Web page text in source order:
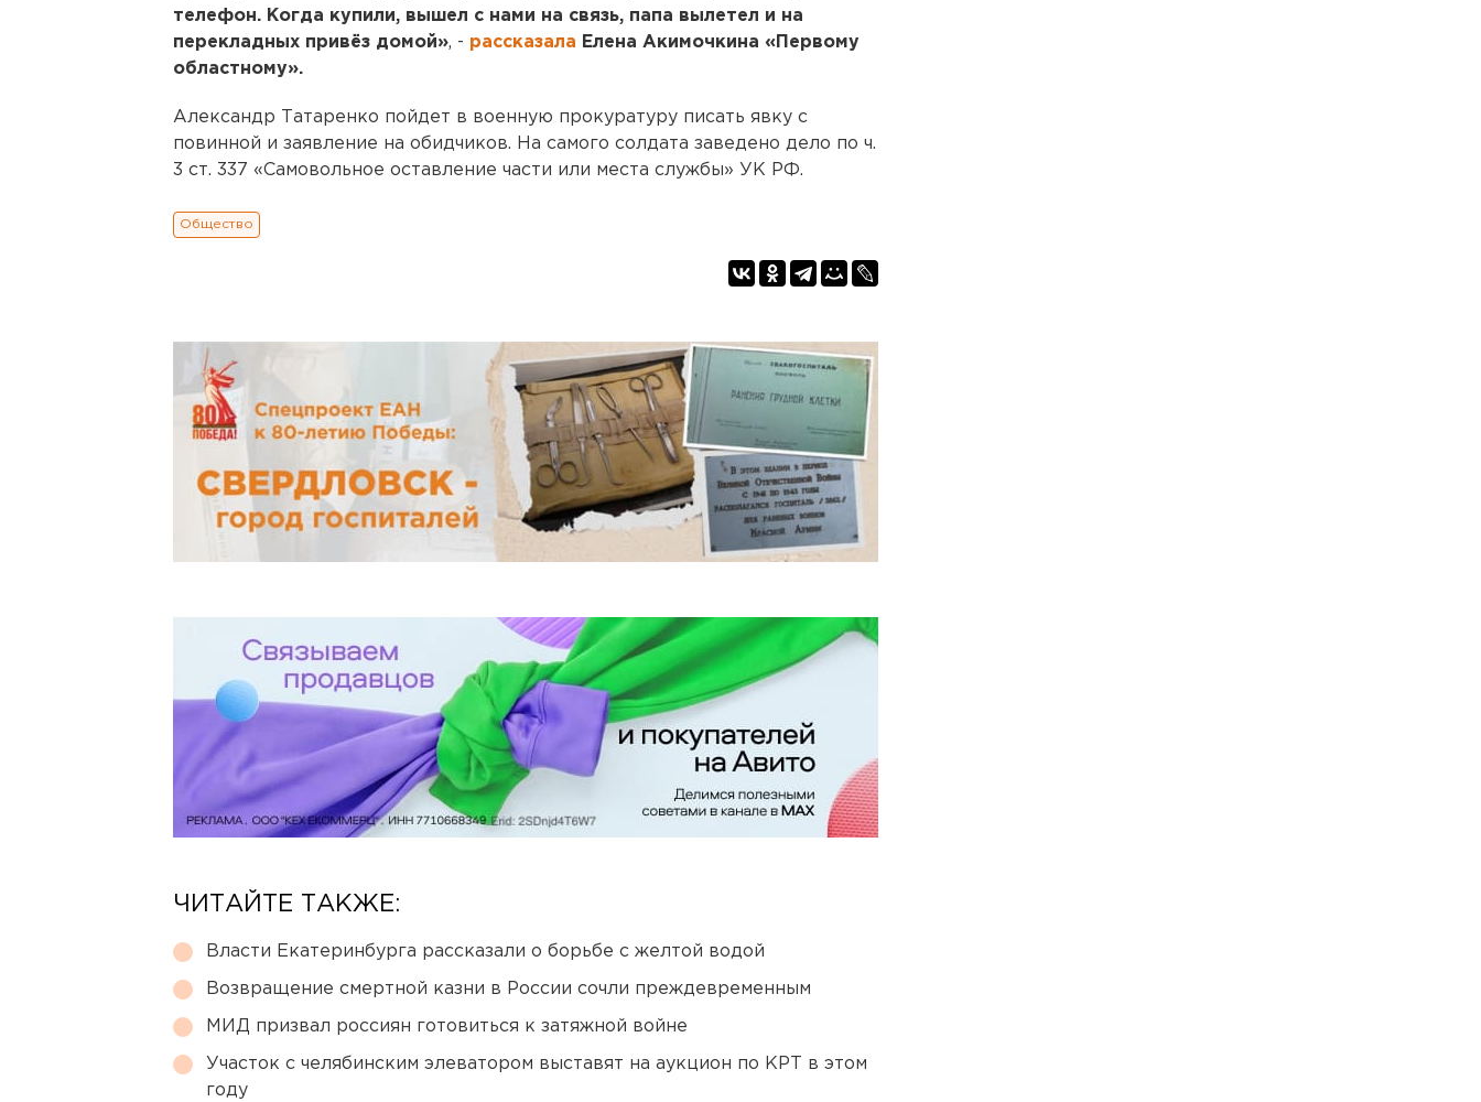
телефон. Когда купили, вышел с нами на связь, папа вылетел и на
перекладных привёз домой», - рассказала Елена Акимочкина «Первому
областному».
Александр Татаренко пойдет в военную прокуратуру писать явку с
повинной и заявление на обидчиков. На самого солдата заведено дело по ч.
3 ст. 337 «Самовольное оставление части или места службы» УК РФ.
Общество
ЧИТАЙТЕ ТАКЖЕ:
Власти Екатеринбурга рассказали о борьбе с желтой водой
Возвращение смертной казни в России сочли преждевременным
МИД призвал россиян готовиться к затяжной войне
Участок с челябинским элеватором выставят на аукцион по КРТ в этом
году